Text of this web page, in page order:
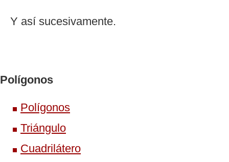
Y así sucesivamente.
Polígonos
Polígonos
Triángulo
Cuadrilátero